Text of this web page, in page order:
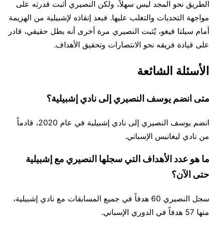
الطريق نحو المجد ليس سهلاً، ولكن النصيري أثبت قدرته على
مواجهة التحديات والتغلب عليها. فبعد إنقاذه لإشبيلية من الهزيمة
أمام سيلتا فيغو، يُثبت النصيري مرة أخرى أنه بطل حقيقي، قادر
على قيادة فريقه نحو الانتصارات وتحقيق الأهداف.
الأسئلة الشائعة
متى انضم يوسف النصيري إلى نادي إشبيلية؟
انضم يوسف النصيري إلى نادي إشبيلية في عام 2020، قادماً
من نادي ليغانيس الإسباني.
ما هو عدد الأهداف التي سجلها النصيري مع إشبيلية
حتى الآن؟
سجل النصيري 60 هدفاً في جميع المسابقات مع نادي إشبيلية،
منها 57 هدفاً في الدوري الإسباني.